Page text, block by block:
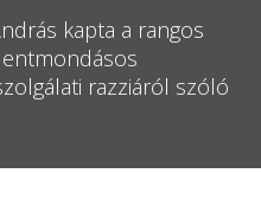
kapta a rangos
razziáról szóló